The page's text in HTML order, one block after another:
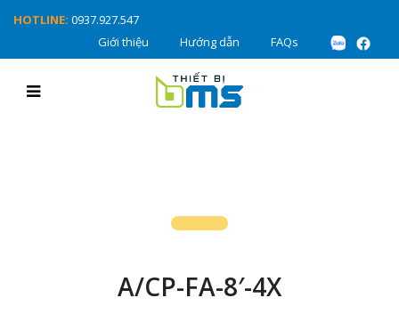
HOTLINE: 0937.927.547
Giới thiệu
Hướng dẫn FAQs
A/CP-FA-8′-4X